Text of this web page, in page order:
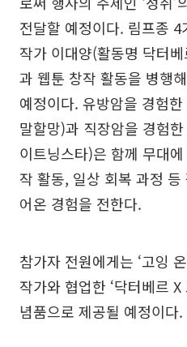
전달할 예정이다. 림프종
작가 이대양(활동명 닥터
과 웹툰 창작 활동을 병행
예정이다. 유방암을 경험
말할망)과 직장암을 경험
이트닝스타)은 함께 무대
작 활동, 일상 회복 과정
어온 경험을 전한다.
참가자 전원에게는 ‘고잉
작가와 협업한 ‘닥터베르
념품으로 제공될 예정이다.